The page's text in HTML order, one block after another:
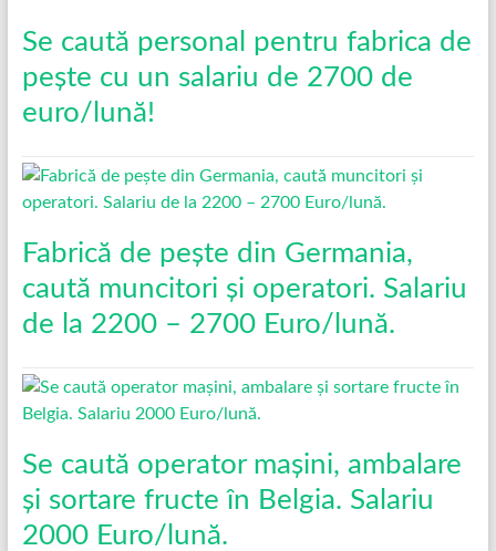
Se caută personal pentru fabrica de
pește cu un salariu de 2700 de
euro/lună!
Fabrică de pește din Germania,
caută muncitori și operatori. Salariu
de la 2200 – 2700 Euro/lună.
Se caută operator mașini, ambalare
și sortare fructe în Belgia. Salariu
2000 Euro/lună.